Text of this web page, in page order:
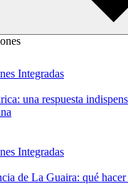
Integradas
una respuesta
Integradas
de La Guaira: qué